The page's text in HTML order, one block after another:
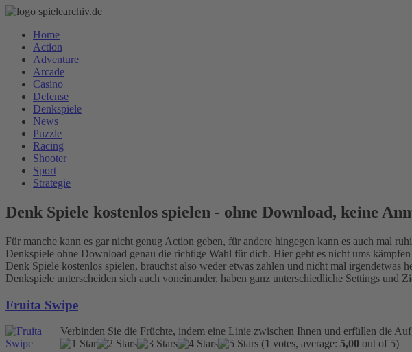
Home
Action
Adventure
Arcade
Casino
Defense
Denkspiele
News
Puzzle
Racing
Shooter
Sport
Strategie
Denk Spiele kostenlos spielen - ohne Download, keine
Für manche kann es gar nicht genug Action geben, für andere hingegen kann es auch mal
Denkspiele ohne Download genau die richtige Wahl für dich. Hier geht es nicht ums
Denk Spiele kostenlos spielen, brauchst also weder etwas zahlen und nicht mal
Denkspiele unterscheiden sich auch voneinander, haben ganz unterschiedliche Settings und
Fruita Swipe
Verbinden Sie die Früchte, indem eine Linie zwischen Ihnen und erfüllen die
(1 votes, average: 5,00 out of 5)